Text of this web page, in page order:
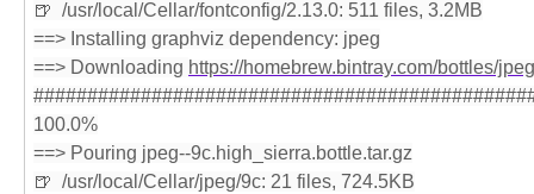
🍺  /usr/local/Cellar/fontconfig/2.13.0: 511 files, 3.2MB
==> Installing graphviz dependency: jpeg
==> Downloading https://homebrew.bintray.com/bottles/
100.0%
==> Pouring jpeg--9c.high_sierra.bottle.tar.gz
🍺  /usr/local/Cellar/jpeg/9c: 21 files, 724.5KB